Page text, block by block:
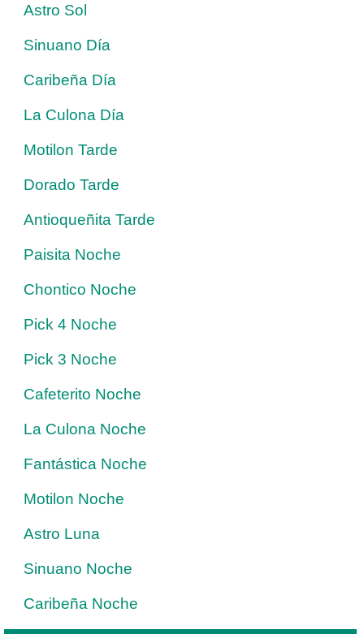
Astro Sol
Sinuano Día
Caribeña Día
La Culona Día
Motilon Tarde
Dorado Tarde
Antioqueñita Tarde
Paisita Noche
Chontico Noche
Pick 4 Noche
Pick 3 Noche
Cafeterito Noche
La Culona Noche
Fantástica Noche
Motilon Noche
Astro Luna
Sinuano Noche
Caribeña Noche